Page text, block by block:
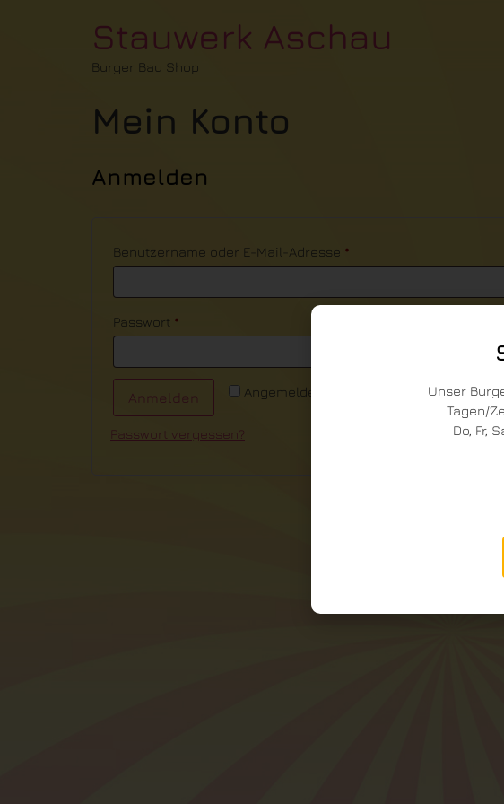
Stauwerk Aschau
Burger Bau Shop
Mein Konto
Anmelden
Benutzername oder E-Mail-Adresse *
Passwort *
Angemeldet bleiben
Anmelden
Passwort vergessen?
Unser
Tagen/
Do, Fr,